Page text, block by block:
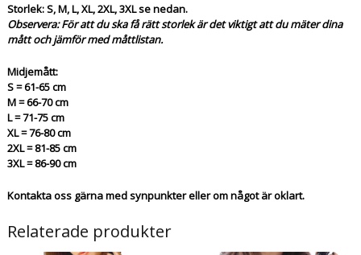
Storlek: S, M, L, XL, 2XL, 3XL se nedan.
Observera: För att du ska få rätt storlek är det viktigt att du mäter dina
mått och jämför med måttlistan.
Midjemått:
S = 61-65 cm
M = 66-70 cm
L = 71-75 cm
XL = 76-80 cm
2XL = 81-85 cm
3XL = 86-90 cm
Kontakta oss gärna med synpunkter eller om något är oklart.
Relaterade produkter